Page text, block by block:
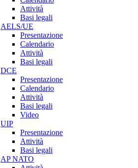
Attività
Basi legali
AELS/UE
Presentazione
Calendario
Attività
Basi legali
DCE
Presentazione
Calendario
Attività
Basi legali
Video
UIP
Presentazione
Attività
Basi legali
AP NATO